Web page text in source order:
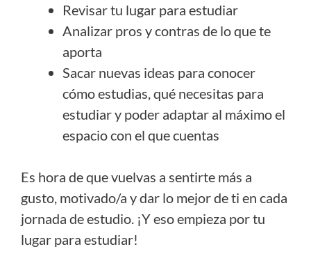
Revisar tu lugar para estudiar
Analizar pros y contras de lo que te
aporta
Sacar nuevas ideas para conocer
cómo estudias, qué necesitas para
estudiar y poder adaptar al máximo el
espacio con el que cuentas
Es hora de que vuelvas a sentirte más a
gusto, motivado/a y dar lo mejor de ti en cada
jornada de estudio. ¡Y eso empieza por tu
lugar para estudiar!